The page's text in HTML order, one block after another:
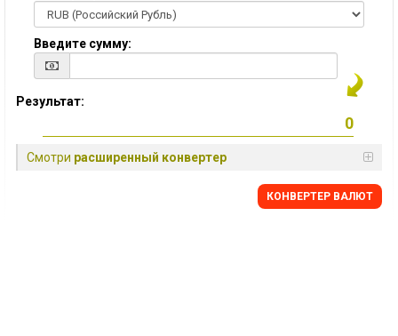
Введите сумму:
Результат:
Смотри расширенный конвертер
КОНВЕРТЕР ВАЛЮТ